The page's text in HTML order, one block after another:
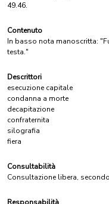
49.46.
Contenuto
In basso nota manoscritta:
testa."
Descrittori
esecuzione capitale
condanna a morte
decapitazione
confraternita
silografia
fiera
Consultabilità
Consultazione libera,